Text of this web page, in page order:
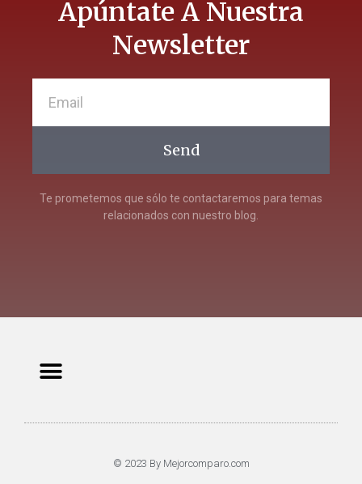
Apúntate A Nuestra
Newsletter
Send
Te prometemos que sólo te contactaremos para temas
relacionados con nuestro blog.
© 2023 By Mejorcomparo.com